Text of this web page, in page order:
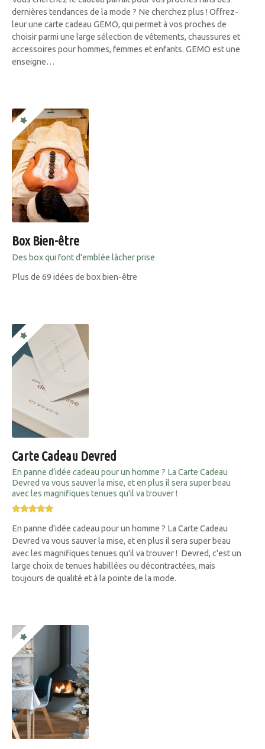
dernières tendances de la mode ? Ne cherchez plus ! Offrez-
leur une carte cadeau GEMO, qui permet à vos proches de
choisir parmi une large sélection de vêtements, chaussures et
accessoires pour hommes, femmes et enfants. GEMO est une
enseigne…
Box Bien-être
Des box qui font d'emblée lâcher prise
Plus de 69 idées de box bien-être
Carte Cadeau Devred
En panne d’idée cadeau pour un homme ? La Carte Cadeau
Devred va vous sauver la mise, et en plus il sera super beau
avec les magnifiques tenues qu’il va trouver !
En panne d'idée cadeau pour un homme ? La Carte Cadeau
Devred va vous sauver la mise, et en plus il sera super beau
avec les magnifiques tenues qu'il va trouver ! Devred, c'est un
large choix de tenues habillées ou décontractées, mais
toujours de qualité et à la pointe de la mode.